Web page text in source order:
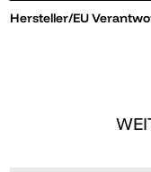
Hersteller/EU